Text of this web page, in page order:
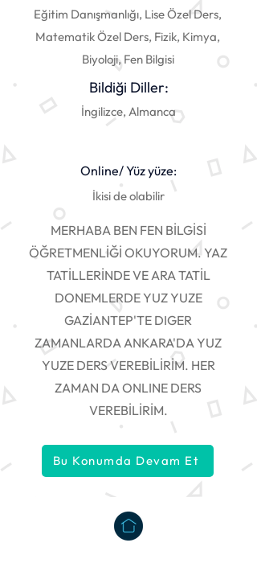
Eğitim Danışmanlığı, Lise Özel Ders,
Matematik Özel Ders, Fizik, Kimya,
Biyoloji, Fen Bilgisi
Bildiği Diller:
İngilizce, Almanca
Online/ Yüz yüze:
İkisi de olabilir
MERHABA BEN FEN BİLGİSİ
ÖĞRETMENLİĞİ OKUYORUM. YAZ
TATİLLERİNDE VE ARA TATİL
DONEMLERDE YUZ YUZE
GAZİANTEP'TE DIGER
ZAMANLARDA ANKARA'DA YUZ
YUZE DERS VEREBİLİRİM. HER
ZAMAN DA ONLINE DERS
VEREBİLİRİM.
Bu Konumda Devam Et